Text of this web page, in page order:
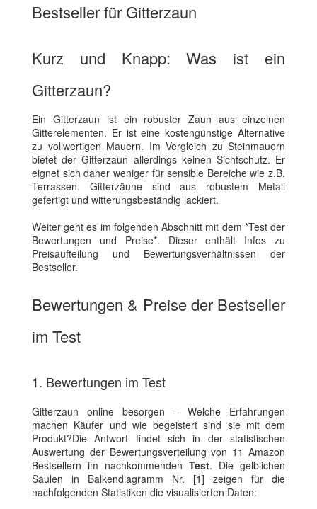
Bestseller für Gitterzaun
Kurz und Knapp: Was ist ein
Gitterzaun?
Ein Gitterzaun ist ein robuster Zaun aus einzelnen
Gitterelementen. Er ist eine kostengünstige Alternative
zu vollwertigen Mauern. Im Vergleich zu Steinmauern
bietet der Gitterzaun allerdings keinen Sichtschutz. Er
eignet sich daher weniger für sensible Bereiche wie z.B.
Terrassen. Gitterzäune sind aus robustem Metall
gefertigt und witterungsbeständig lackiert.
Weiter geht es im folgenden Abschnitt mit dem *Test der
Bewertungen und Preise*. Dieser enthält Infos zu
Preisaufteilung und Bewertungsverhältnissen der
Bestseller.
Bewertungen & Preise der Bestseller
im Test
1. Bewertungen im Test
Gitterzaun online besorgen – Welche Erfahrungen
machen Käufer und wie begeistert sind sie mit dem
Produkt?Die Antwort findet sich in der statistischen
Auswertung der Bewertungsverteilung von 11 Amazon
Bestsellern im nachkommenden Test. Die gelblichen
Säulen in Balkendiagramm Nr. [1] zeigen für die
nachfolgenden Statistiken die visualisierten Daten: